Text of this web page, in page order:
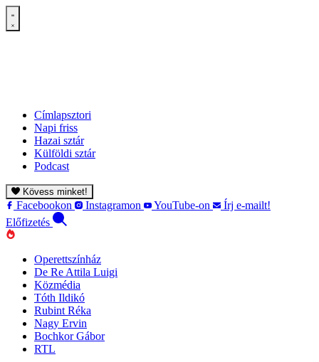
Címlapsztori
Napi friss
Hazai sztár
Külföldi sztár
Podcast
Kövess minket!
Facebookon Instagramon YouTube-on
Írj e-mailt!
Előfizetés
Operettszínház
De Re Attila Luigi
Közmédia
Tóth Ildikó
Rubint Réka
Nagy Ervin
Bochkor Gábor
RTL